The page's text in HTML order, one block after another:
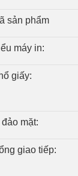
sản phẩm
máy in:
giấy:
đảo mặt:
giao tiếp: